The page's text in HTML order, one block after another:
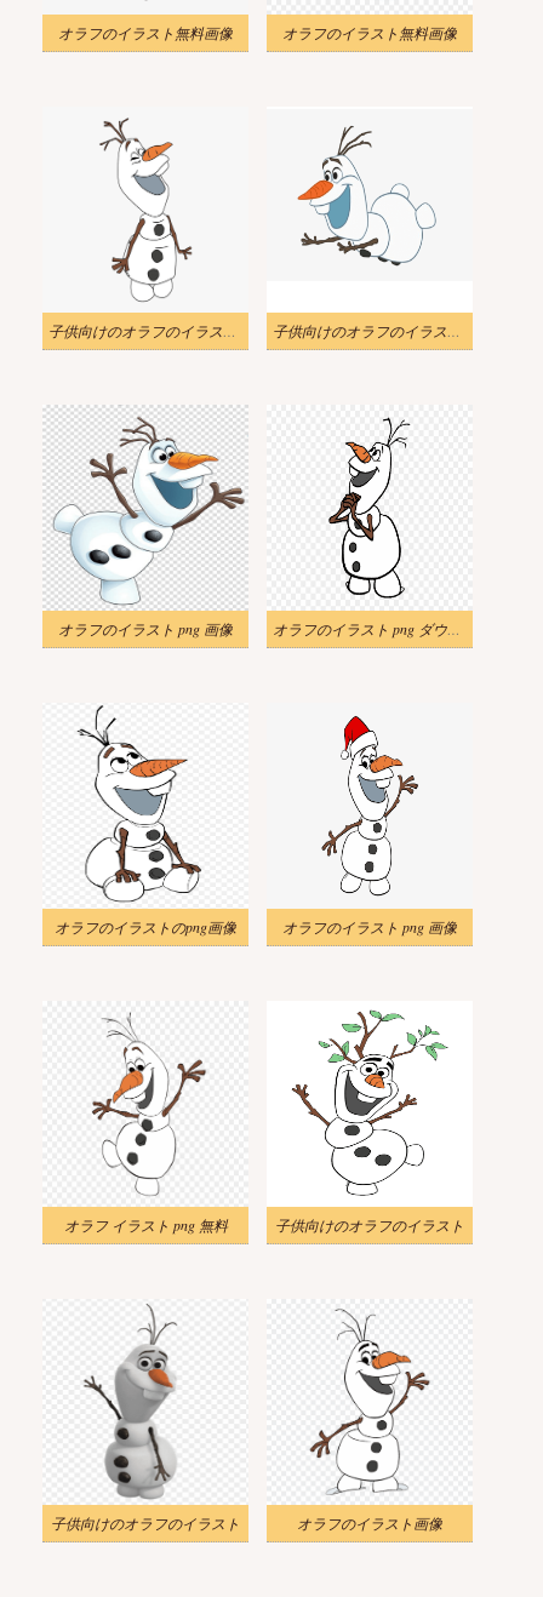
オラフのイラスト無料画像 オラフのイラスト無料画像
子供向けのオラフのイラスト png 子供向けのオラフのイラスト png
オラフのイラスト png 画像 オラフのイラスト png ダウンロード
オラフのイラストのpng画像 オラフのイラスト png 画像
オラフ イラスト png 無料 子供向けのオラフのイラスト
子供向けのオラフのイラスト オラフのイラスト画像